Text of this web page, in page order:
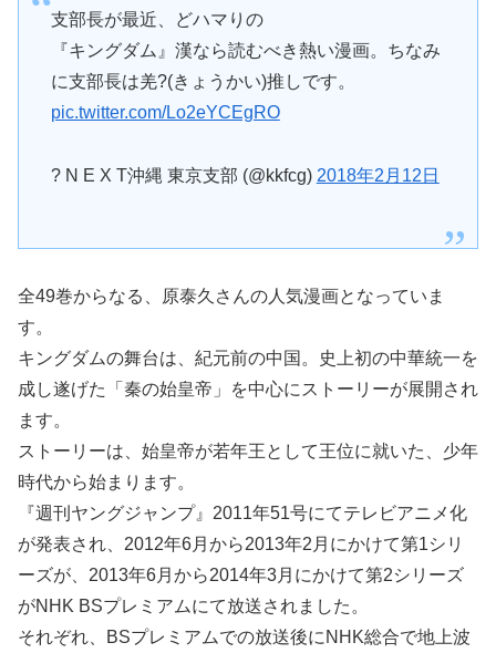
支部長が最近、どハマりの
『キングダム』漢なら読むべき熱い漫画。ちなみ
に支部長は羌?(きょうかい)推しです。
pic.twitter.com/Lo2eYCEgRO
? N E X T沖縄 東京支部 (@kkfcg) 2018年2月12日
全49巻からなる、原泰久さんの人気漫画となっていま
す。
キングダムの舞台は、紀元前の中国。史上初の中華統一を
成し遂げた「秦の始皇帝」を中心にストーリーが展開され
ます。
ストーリーは、始皇帝が若年王として王位に就いた、少年
時代から始まります。
『週刊ヤングジャンプ』2011年51号にてテレビアニメ化
が発表され、2012年6月から2013年2月にかけて第1シリ
ーズが、2013年6月から2014年3月にかけて第2シリーズ
がNHK BSプレミアムにて放送されました。
それぞれ、BSプレミアムでの放送後にNHK総合で地上波